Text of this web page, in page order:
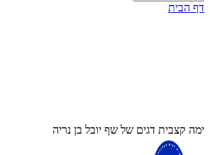
סוף
דף הבית
ימה קצבית דגים של שף יובל בן נריה